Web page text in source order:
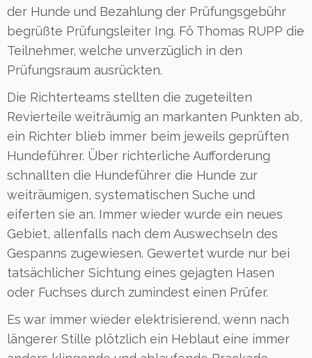
der Hunde und Bezahlung der Prüfungsgebühr
begrüßte Prüfungsleiter Ing. Fö Thomas RUPP die
Teilnehmer, welche unverzüglich in den
Prüfungsraum ausrückten.
Die Richterteams stellten die zugeteilten
Revierteile weiträumig an markanten Punkten ab,
ein Richter blieb immer beim jeweils geprüften
Hundeführer. Über richterliche Aufforderung
schnallten die Hundeführer die Hunde zur
weiträumigen, systematischen Suche und
eiferten sie an. Immer wieder wurde ein neues
Gebiet, allenfalls nach dem Auswechseln des
Gespanns zugewiesen. Gewertet wurde nur bei
tatsächlicher Sichtung eines gejagten Hasen
oder Fuchses durch zumindest einen Prüfer.
Es war immer wieder elektrisierend, wenn nach
längerer Stille plötzlich ein Heblaut eine immer